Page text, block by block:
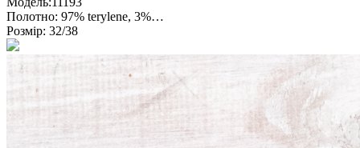
Полотно: 97% terylene, 3%…
Розмір: 32/38